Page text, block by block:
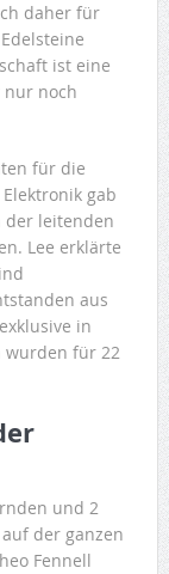
daher für
ist eine
nur noch
für die
gab
der leitenden
Lee erklärte
aus
in
wurden für 22
und 2
der ganzen
Fennell